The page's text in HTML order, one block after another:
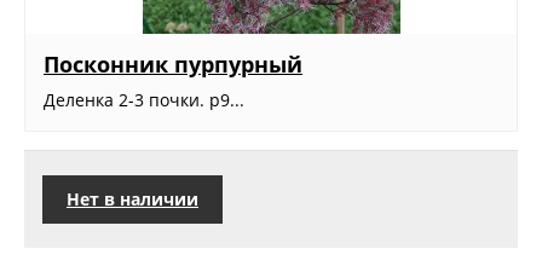
Посконник пурпурный
Деленка 2-3 почки. р9...
Нет в наличии